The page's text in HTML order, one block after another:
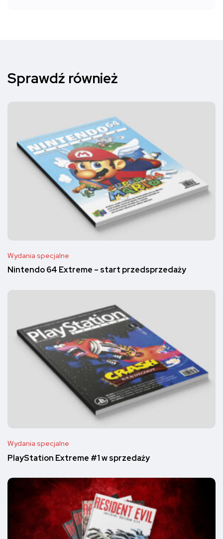
Sprawdź również
Wydania specjalne
Nintendo 64 Extreme – start przedsprzedaży
Wydania specjalne
PlayStation Extreme #1 w sprzedaży